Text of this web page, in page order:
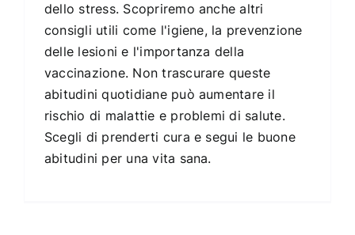
dello stress. Scopriremo anche altri
consigli utili come l'igiene, la prevenzione
delle lesioni e l'importanza della
vaccinazione. Non trascurare queste
abitudini quotidiane può aumentare il
rischio di malattie e problemi di salute.
Scegli di prenderti cura e segui le buone
abitudini per una vita sana.